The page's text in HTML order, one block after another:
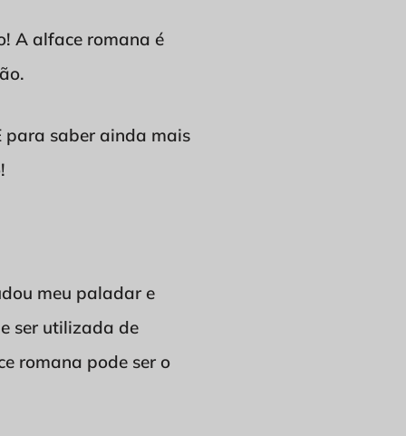
A alface romana é
para saber ainda mais
meu paladar e
ser utilizada de
romana pode ser o